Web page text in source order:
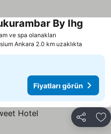
ve spa olanakları
By Ihg
Ankara 2.0 km uzaklıkta
Fiyatları görün
Paylaş